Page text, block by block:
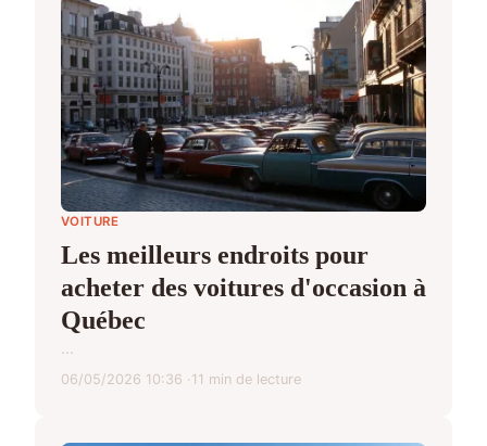
VOITURE
Les meilleurs endroits pour
acheter des voitures d'occasion à
Québec
...
06/05/2026 10:36 11 min de lecture